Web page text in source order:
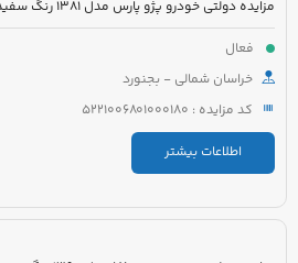
فعال
خراسان شمالی - بجنورد
کد مزایده : 5221006801000180
اطلاعات بیشتر